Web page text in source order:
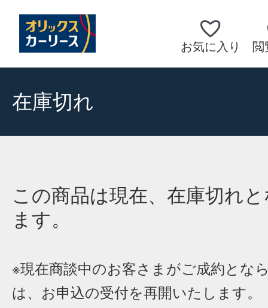
お気に入り 閲
在庫切れ
この商品は現在、在庫切れ
ます。
※現在商談中のお客さまがご成約とな
は、お申込の受付を再開いたします。